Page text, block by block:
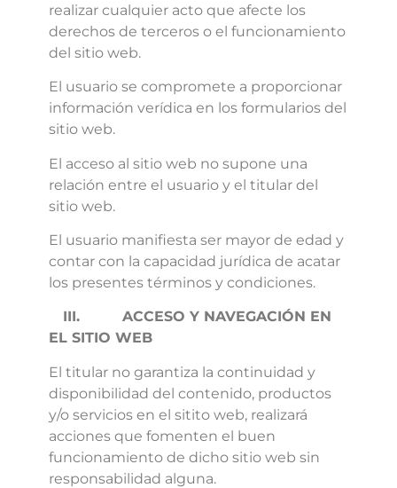
realizar cualquier acto que afecte los
derechos de terceros o el funcionamiento
del sitio web.
El usuario se compromete a proporcionar
información verídica en los formularios del
sitio web.
El acceso al sitio web no supone una
relación entre el usuario y el titular del
sitio web.
El usuario manifiesta ser mayor de edad y
contar con la capacidad jurídica de acatar
los presentes términos y condiciones.
III.
ACCESO Y NAVEGACIÓN EN
EL SITIO WEB
El titular no garantiza la continuidad y
disponibilidad del contenido, productos
y/o servicios en el sitito web, realizará
acciones que fomenten el buen
funcionamiento de dicho sitio web sin
responsabilidad alguna.